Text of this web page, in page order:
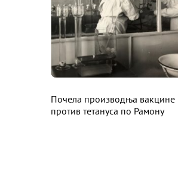
Почела производња вакцине
против тетануса по Рамону